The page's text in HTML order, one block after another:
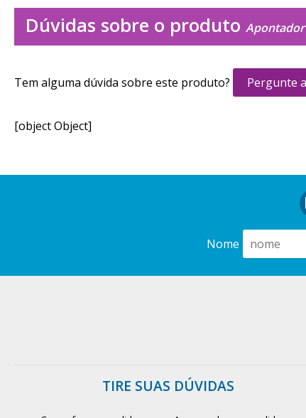
Dúvidas sobre o produto Apontador
Tem alguma dúvida sobre este produto? Pergunte
[object Object]
Nome
TIRE SUAS DÚVIDAS